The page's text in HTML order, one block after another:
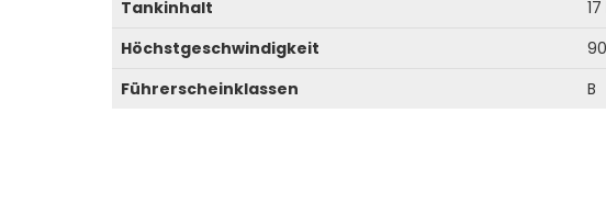
Tankinhalt
17
Höchstgeschwindigkeit
Führerscheinklassen
B